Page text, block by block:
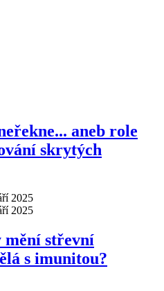
aneb role
skrytých
2025
2025
mění střevní
s imunitou?